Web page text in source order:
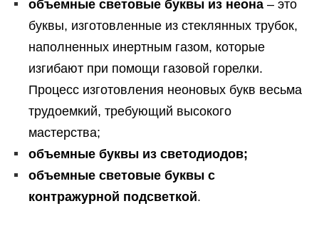
объемные световые буквы из неона – это
буквы, изготовленные из стеклянных трубок,
наполненных инертным газом, которые
изгибают при помощи газовой горелки.
Процесс изготовления неоновых букв весьма
трудоемкий, требующий высокого
мастерства;
объемные буквы из светодиодов;
объемные световые буквы с
контражурной подсветкой.